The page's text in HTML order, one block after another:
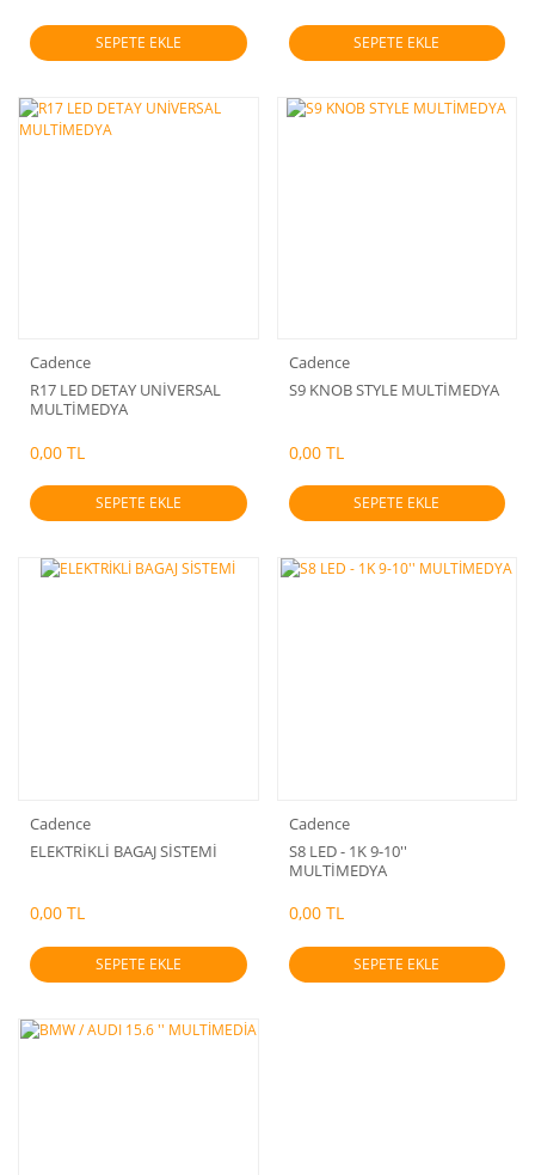
SEPETE EKLE SEPETE EKLE
Cadence
R17 LED DETAY UNİVERSAL
MULTİMEDYA
0,00 TL
SEPETE EKLE
Cadence
S9 KNOB STYLE MULTİMEDYA
0,00 TL
SEPETE EKLE
Cadence
ELEKTRİKLİ BAGAJ SİSTEMİ
0,00 TL
SEPETE EKLE
Cadence
S8 LED - 1K 9-10''
MULTİMEDYA
0,00 TL
SEPETE EKLE